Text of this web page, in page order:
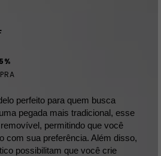
perfeito para quem busca
pegada mais tradicional, esse
permitindo que você
com sua preferência. Além disso,
possibilitam que você crie